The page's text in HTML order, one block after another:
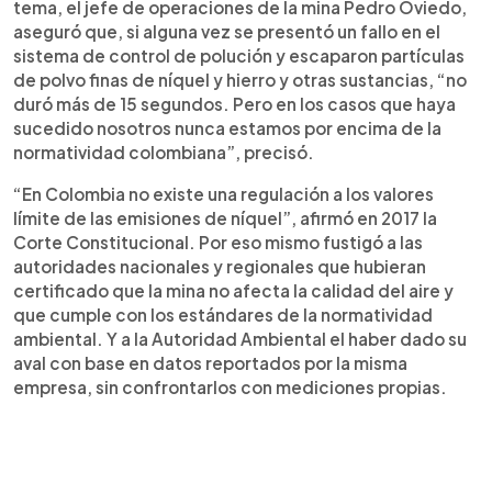
tema, el jefe de operaciones de la mina Pedro Oviedo,
aseguró que, si alguna vez se presentó un fallo en el
sistema de control de polución y escaparon partículas
de polvo finas de níquel y hierro y otras sustancias, “no
duró más de 15 segundos. Pero en los casos que haya
sucedido nosotros nunca estamos por encima de la
normatividad colombiana”, precisó.
“En Colombia no existe una regulación a los valores
límite de las emisiones de níquel”, afirmó en 2017 la
Corte Constitucional. Por eso mismo fustigó a las
autoridades nacionales y regionales que hubieran
certificado que la mina no afecta la calidad del aire y
que cumple con los estándares de la normatividad
ambiental. Y a la Autoridad Ambiental el haber dado su
aval con base en datos reportados por la misma
empresa, sin confrontarlos con mediciones propias.